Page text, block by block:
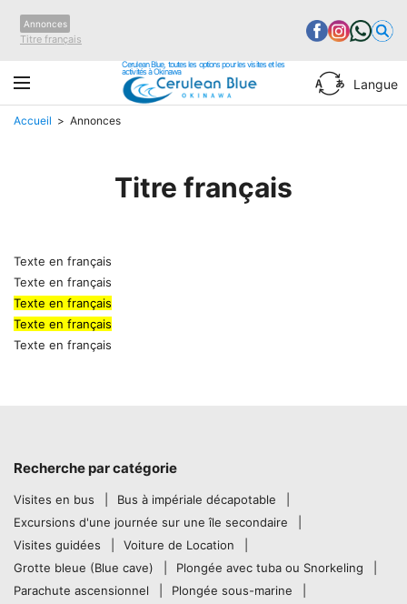
Annonces
Titre français
Cerulean Blue, toutes les options pour les visites et les
activités à Okinawa
Langue
Accueil Annonces
Titre français
Texte en français
Texte en français
Texte en français
Texte en français
Texte en français
Recherche par catégorie
Visites en bus
Bus à impériale décapotable
Excursions d'une journée sur une île secondaire
Visites guidées
Voiture de Location
Grotte bleue (Blue cave)
Plongée avec tuba ou Snorkeling
Parachute ascensionnel
Plongée sous-marine